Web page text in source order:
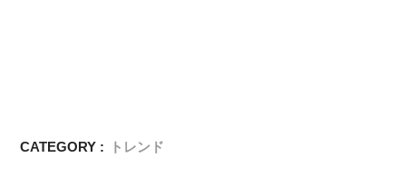
CATEGORY : トレンド